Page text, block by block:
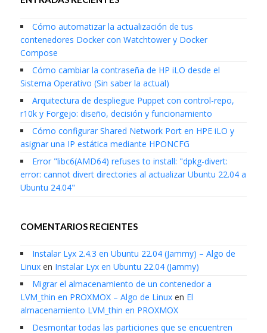
Cómo automatizar la actualización de tus
contenedores Docker con Watchtower y Docker
Compose
Cómo cambiar la contraseña de HP iLO desde el
Sistema Operativo (Sin saber la actual)
Arquitectura de despliegue Puppet con control-repo,
r10k y Forgejo: diseño, decisión y funcionamiento
Cómo configurar Shared Network Port en HPE iLO y
asignar una IP estática mediante HPONCFG
Error "libc6(AMD64) refuses to install: "dpkg-divert:
error: cannot divert directories al actualizar Ubuntu 22.04 a
Ubuntu 24.04"
COMENTARIOS RECIENTES
Instalar Lyx 2.4.3 en Ubuntu 22.04 (Jammy) – Algo de
Linuxen Instalar Lyx en Ubuntu 22.04 (Jammy)
Migrar el almacenamiento de un contenedor a
LVM_thin en PROXMOX – Algo de Linuxen El
almacenamiento LVM_thin en PROXMOX
Desmontar todas las particiones que se encuentren